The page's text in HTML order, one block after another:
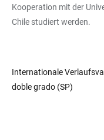
Kooperation mit der
Chile studiert werden.
Internationale
doble grado (SP)